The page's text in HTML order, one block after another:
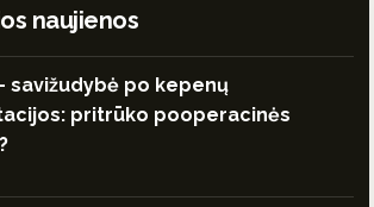
naujienos
savižudybė po kepenų
pritrūko pooperacinės